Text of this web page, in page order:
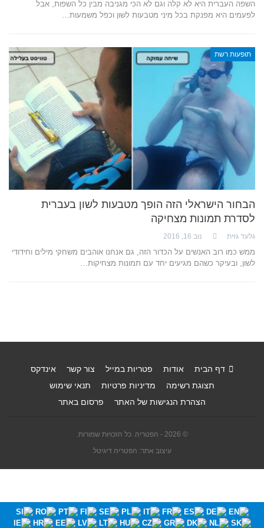
השפה העברית היא לא קלה וגם לא הכי מגניבה מבין כל השפות, אבל
לפעמים היא מפנקת בכל מיני מטבעות לשון וכפל משמעות…
תופעות רשת
הבחור הישראלי הזה הופך מטבעות לשון בעברית
לסדרת תמונות מצחיקה
גלעד גזית נוב 16, 2016
ממש כמו רוב האנשים על הכדור הזה, גם אנחנו אוהבים משחקי מילים וחידודי
לשון, ובעיקר כשהם מגיעים יחד עם תמונות מצחיקות…
דף הבית אודות פטריות במייל צור קשר
אינדקס
תצוגת רשימה
מדיניות פרטיות
תנאי שימוש
הצהרת הנגישות של האתר
פרסום באתר
© 2026 - הפטריה. כל הזכויות שמורות.
עיצוב אתר: הפטריה דיגיטל